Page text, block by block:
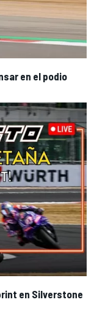
en el podio
en Silverstone